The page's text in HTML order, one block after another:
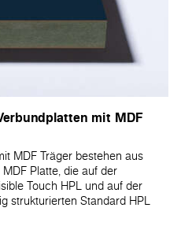
mit MDF
MDF Träger bestehen aus
Platte, die auf der
Touch HPL und auf der
strukturierten Standard HPL